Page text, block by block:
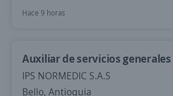
Hace 9 horas
Auxiliar de servicios generales
IPS NORMEDIC S.A.S
Bello, Antioquia